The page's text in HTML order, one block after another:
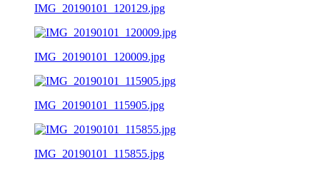
IMG_20190101_120129.jpg
IMG_20190101_120009.jpg
IMG_20190101_115905.jpg
IMG_20190101_115855.jpg